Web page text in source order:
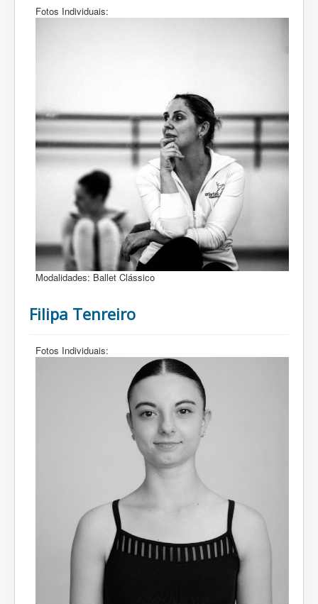
Fotos Individuais:
Modalidades: Ballet Clássico
Filipa Tenreiro
Fotos Individuais: